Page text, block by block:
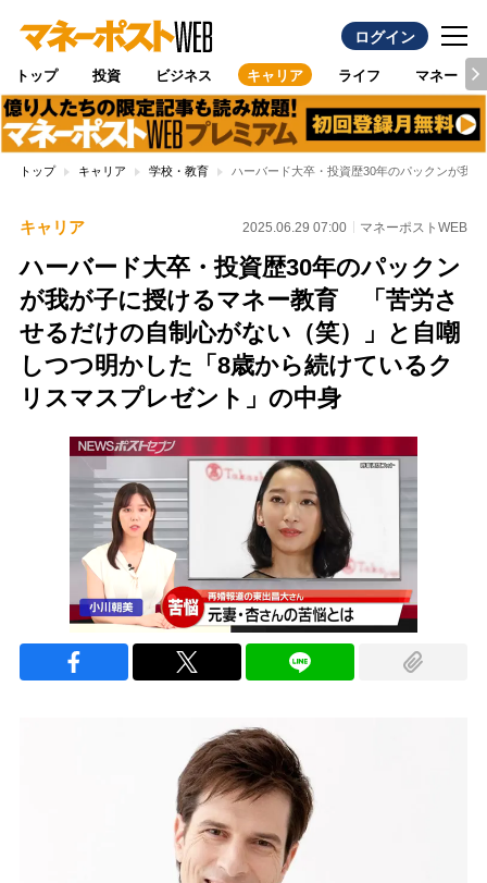
ログイン
トップ 投資 ビジネス キャリア ライフ マネー
トップ キャリア 学校・教育 ハーバード大卒・投資歴30年のパックンが我
キャリア 2025.06.29 07:00 マネーポストWEB
ハーバード大卒・投資歴30年のパックン
が我が子に授けるマネー教育 「苦労さ
せるだけの自制心がない（笑）」と自嘲
しつつ明かした「8歳から続けているク
リスマスプレゼント」の中身